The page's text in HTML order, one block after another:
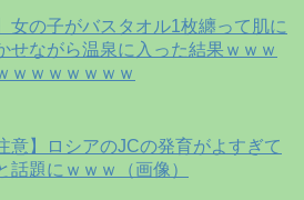
女の子がバスタオル1枚纏って肌に
せながら温泉に入った結果ｗｗｗ
ｗｗｗｗｗｗｗ
意】ロシアのJCの発育がよすぎて
話題にｗｗｗ（画像）